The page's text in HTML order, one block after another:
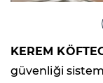
KEREM
güvenliği